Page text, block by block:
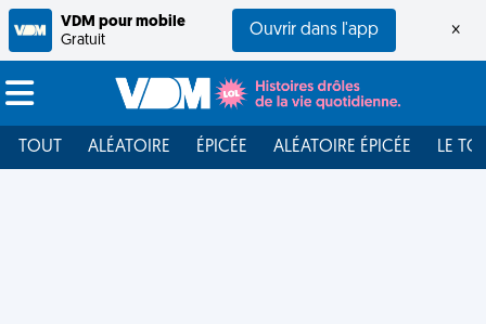
VDM pour mobile
Gratuit
Ouvrir dans l'app ×
TOUT ALÉATOIRE ÉPICÉE ALÉATOIRE ÉPICÉE LE